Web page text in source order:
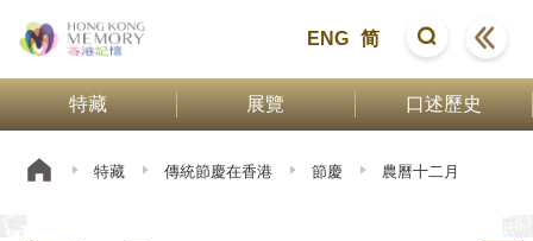
ENG 简
特藏 展覽 口述歷史
特藏 傳統節慶在香港 節慶 農曆十二月